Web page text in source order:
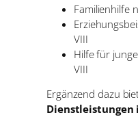
Familienhilfe
VIII
Hilfe für
VIII
Ergänzend dazu
Dienstleistungen